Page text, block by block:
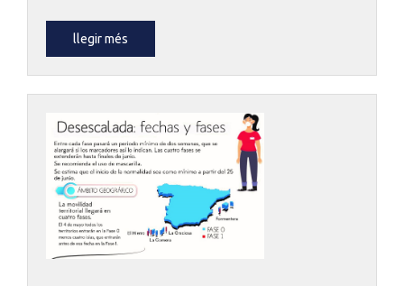
llegir més